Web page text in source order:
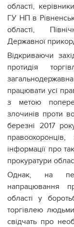
області,
ГУ НП в
області,
Державної
Відкриваючи
протидія
працювати усі
з метою
злочинів проти
березні 2017
інформації про
прокуратури
Однак, на
напрацювання
області у
торгівлею
свідчать про